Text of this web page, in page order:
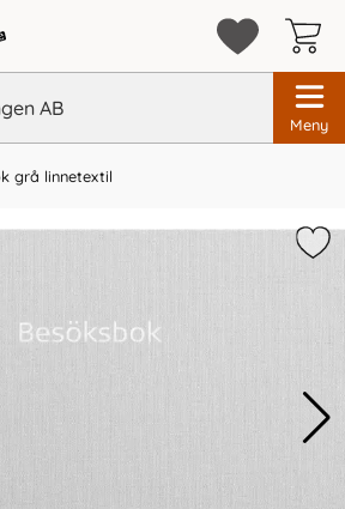
Meny
grå linnetextil
×